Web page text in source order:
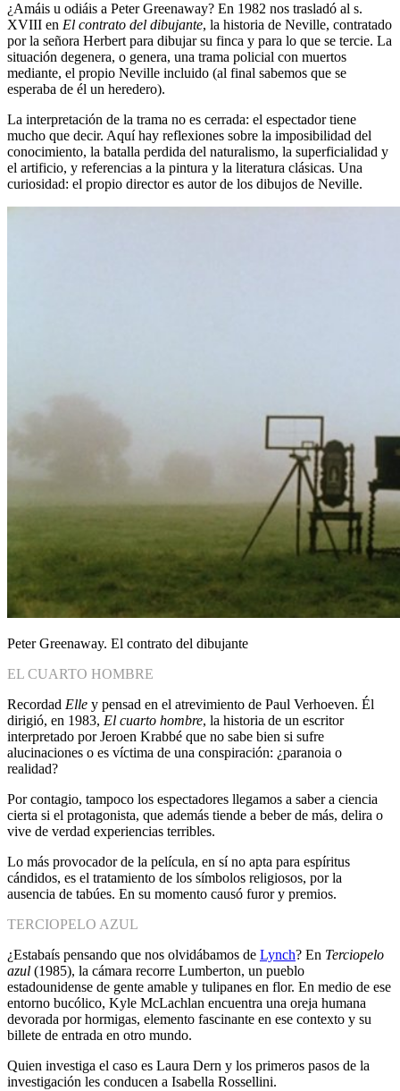
¿Amáis u odiáis a Peter Greenaway? En 1982 nos trasladó al s.
XVIII en El contrato del dibujante, la historia de Neville, contratado
por la señora Herbert para dibujar su finca y para lo que se tercie. La
situación degenera, o genera, una trama policial con muertos
mediante, el propio Neville incluido (al final sabemos que se
esperaba de él un heredero).
La interpretación de la trama no es cerrada: el espectador tiene
mucho que decir. Aquí hay reflexiones sobre la imposibilidad del
conocimiento, la batalla perdida del naturalismo, la superficialidad y
el artificio, y referencias a la pintura y la literatura clásicas. Una
curiosidad: el propio director es autor de los dibujos de Neville.
Peter Greenaway. El contrato del dibujante
EL CUARTO HOMBRE
Recordad Elle y pensad en el atrevimiento de Paul Verhoeven. Él
dirigió, en 1983, El cuarto hombre, la historia de un escritor
interpretado por Jeroen Krabbé que no sabe bien si sufre
alucinaciones o es víctima de una conspiración: ¿paranoia o
realidad?
Por contagio, tampoco los espectadores llegamos a saber a ciencia
cierta si el protagonista, que además tiende a beber de más, delira o
vive de verdad experiencias terribles.
Lo más provocador de la película, en sí no apta para espíritus
cándidos, es el tratamiento de los símbolos religiosos, por la
ausencia de tabúes. En su momento causó furor y premios.
TERCIOPELO AZUL
¿Estabaís pensando que nos olvidábamos de Lynch? En Terciopelo
azul (1985), la cámara recorre Lumberton, un pueblo
estadounidense de gente amable y tulipanes en flor. En medio de ese
entorno bucólico, Kyle McLachlan encuentra una oreja humana
devorada por hormigas, elemento fascinante en ese contexto y su
billete de entrada en otro mundo.
Quien investiga el caso es Laura Dern y los primeros pasos de la
investigación les conducen a Isabella Rossellini.